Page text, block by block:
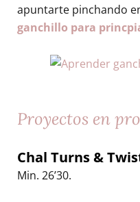
apuntarte pinchando
ganchillo para
Proyectos en
Chal Turns &
Min. 26’30.